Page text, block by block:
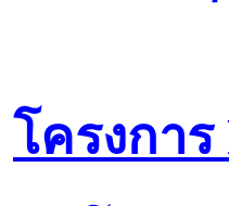
โครงกา